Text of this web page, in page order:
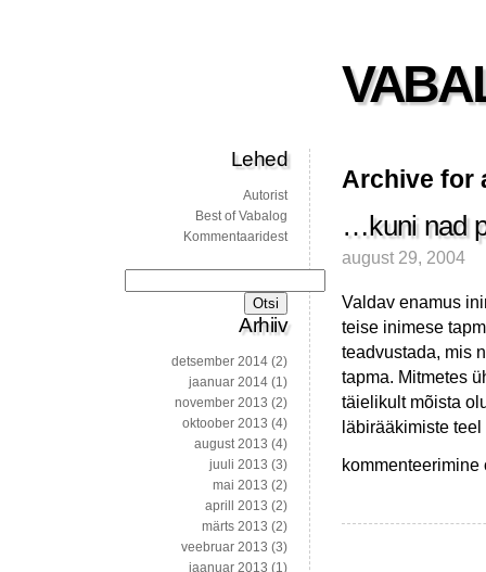
Archive for
…kuni nad
august 29, 2004
Valdav enamus
teise inimese
teadvustada, mis
tapma. Mitmetes
täielikult mõista
läbirääkimiste
…
pidid
Lehed
Autorist
Best of Vabalog
Kommentaaridest
Arhiiv
detsember 2014 (2)
jaanuar 2014 (1)
november 2013 (2)
oktoober 2013 (4)
august 2013 (4)
juuli 2013 (3)
mai 2013 (2)
aprill 2013 (2)
märts 2013 (2)
veebruar 2013 (3)
jaanuar 2013 (1)